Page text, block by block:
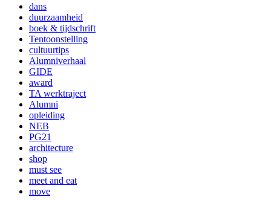
dans
duurzaamheid
boek & tijdschrift
Tentoonstelling
cultuurtips
Alumniverhaal
GIDE
award
TA werktraject
Alumni
opleiding
NEB
PG21
architecture
shop
must see
meet and eat
move